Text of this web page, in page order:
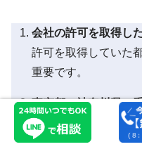
会社の許可を取得し
許可を取得していた
重要です。
東京都・神奈川県・
行政に対して「会社
代表取締役」を伝え